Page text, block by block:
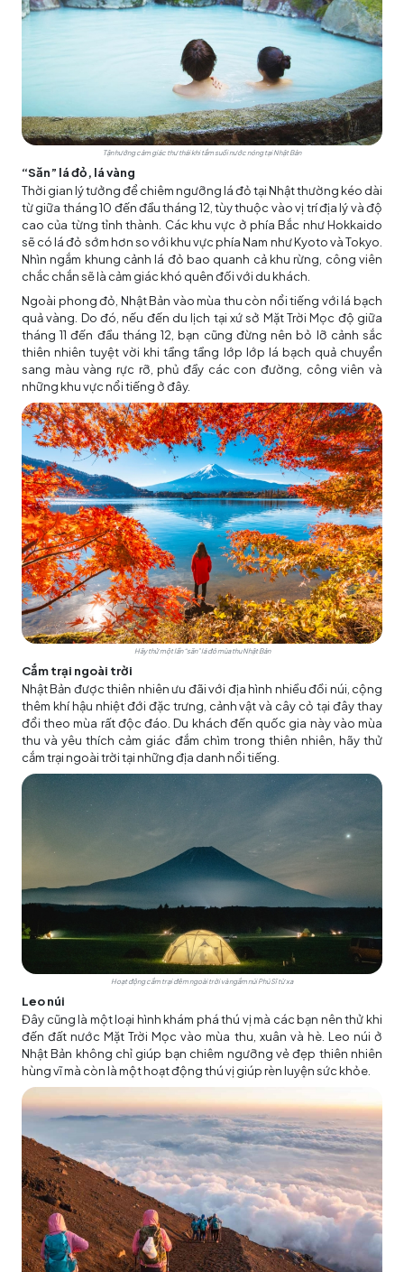
Tận hưởng cảm giác thư thái khi tắm suối nước nóng tại Nhật Bản
“Săn” lá đỏ, lá vàng
Thời gian lý tưởng để chiêm ngưỡng lá đỏ tại Nhật thường kéo dài
từ giữa tháng 10 đến đầu tháng 12, tùy thuộc vào vị trí địa lý và độ
cao của từng tỉnh thành. Các khu vực ở phía Bắc như Hokkaido
sẽ có lá đỏ sớm hơn so với khu vực phía Nam như Kyoto và Tokyo.
Nhìn ngắm khung cảnh lá đỏ bao quanh cả khu rừng, công viên
chắc chắn sẽ là cảm giác khó quên đối với du khách.
Ngoài phong đỏ, Nhật Bản vào mùa thu còn nổi tiếng với lá bạch
quả vàng. Do đó, nếu đến du lịch tại xứ sở Mặt Trời Mọc độ giữa
tháng 11 đến đầu tháng 12, bạn cũng đừng nên bỏ lỡ cảnh sắc
thiên nhiên tuyệt vời khi tầng tầng lớp lớp lá bạch quả chuyển
sang màu vàng rực rỡ, phủ đầy các con đường, công viên và
những khu vực nổi tiếng ở đây.
Hãy thử một lần “săn” lá đỏ mùa thu Nhật Bản
Cắm trại ngoài trời
Nhật Bản được thiên nhiên ưu đãi với địa hình nhiều đồi núi, cộng
thêm khí hậu nhiệt đới đặc trưng, cảnh vật và cây cỏ tại đây thay
đổi theo mùa rất độc đáo. Du khách đến quốc gia này vào mùa
thu và yêu thích cảm giác đắm chìm trong thiên nhiên, hãy thử
cắm trại ngoài trời tại những địa danh nổi tiếng.
Hoạt động cắm trại đêm ngoài trời và ngắm núi Phú Sĩ từ xa
Leo núi
Đây cũng là một loại hình khám phá thú vị mà các bạn nên thử khi
đến đất nước Mặt Trời Mọc vào mùa thu, xuân và hè. Leo núi ở
Nhật Bản không chỉ giúp bạn chiêm ngưỡng vẻ đẹp thiên nhiên
hùng vĩ mà còn là một hoạt động thú vị giúp rèn luyện sức khỏe.